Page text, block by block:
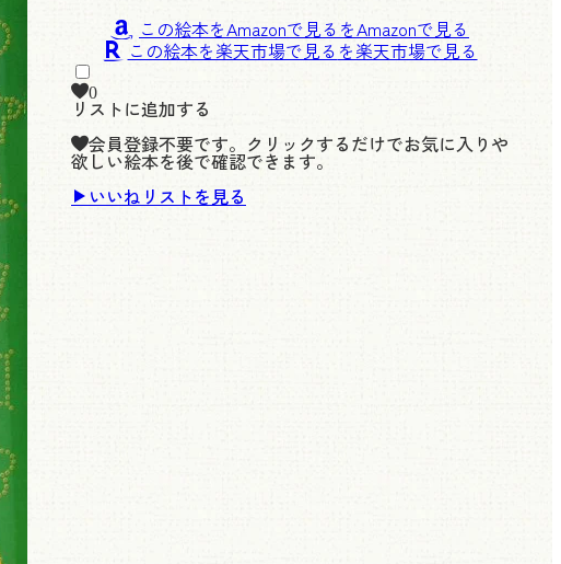
この絵本をAmazonで見る
この絵本を楽天市場で見る
0
リストに追加する
会員登録不要です。クリックするだけでお気に入りや
欲しい絵本を後で確認できます。
いいねリストを見る